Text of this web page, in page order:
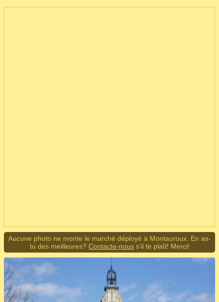
Aucune photo ne monte le marché déployé à Montauroux. En as-
tu des meilleures? Contacte-nouss'il te plaît! Merci!